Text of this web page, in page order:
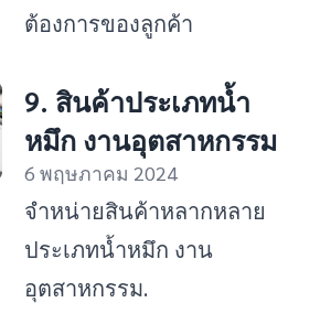
ต้องการของลูกค้า
9. สินค้าประเภทน้ำ
หมึก งานอุตสาหกรรม
6 พฤษภาคม 2024
จำหน่ายสินค้าหลากหลาย
ประเภทน้ำหมึก งาน
อุตสาหกรรม.